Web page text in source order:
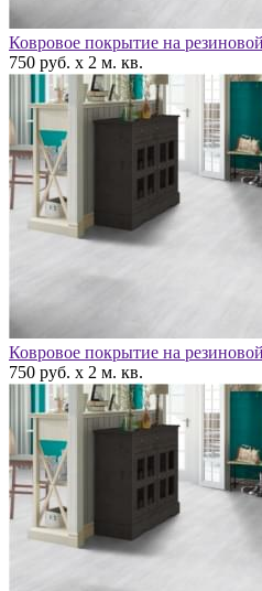
Ковровое покрытие на
750 руб. x 2 м. кв.
Ковровое покрытие на
750 руб. x 2 м. кв.